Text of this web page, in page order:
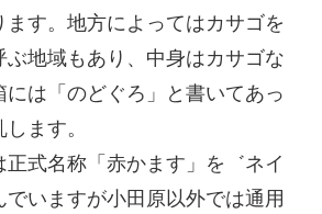
ます。地方によってはカサゴを
ぶ地域もあり、中身はカサゴな
には「のどぐろ」と書いてあっ
ます。
正式名称「赤かます」を゛ネイ
でいますが小田原以外では通用